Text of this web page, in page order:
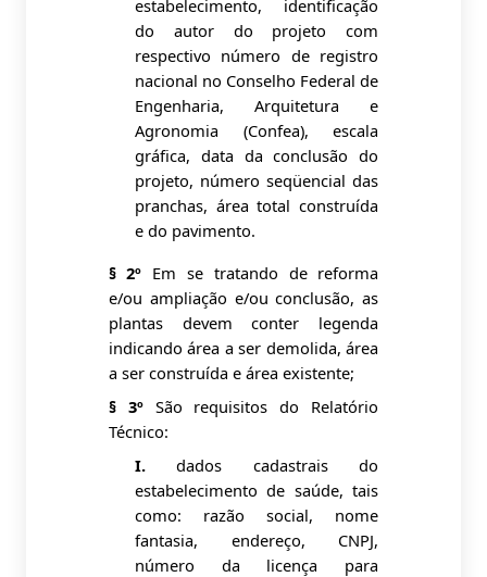
estabelecimento, identificação
do autor do projeto com
respectivo número de registro
nacional no Conselho Federal de
Engenharia, Arquitetura e
Agronomia (Confea), escala
gráfica, data da conclusão do
projeto, número seqüencial das
pranchas, área total construída
e do pavimento.
§ 2º Em se tratando de reforma
e/ou ampliação e/ou conclusão, as
plantas devem conter legenda
indicando área a ser demolida, área
a ser construída e área existente;
§ 3ºSão requisitos do Relatório
Técnico:
I.dados cadastrais do
estabelecimento de saúde, tais
como: razão social, nome
fantasia, endereço, CNPJ,
número da licença para